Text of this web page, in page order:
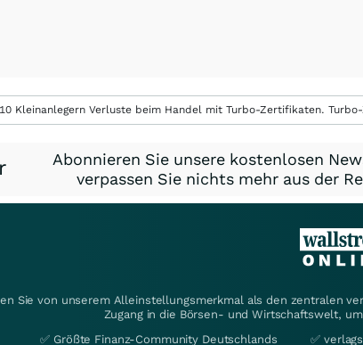
Kleinanlegern Verluste beim Handel mit Turbo-Zertifikaten.
Abonnieren Sie unsere kostenlosen
verpassen Sie nichts mehr aus der
Sie von unserem Alleinstellungsmerkmal als den zentralen
Zugang in die Börsen- und Wirtschaftswelt,
✅ Größte Finanz-Community Deutschlands
✅